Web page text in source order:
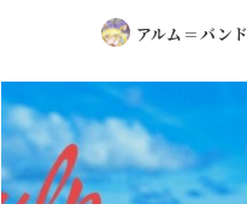
アルム＝バンド